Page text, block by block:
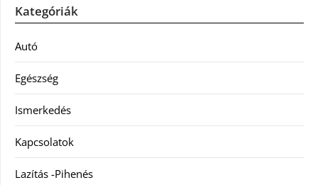
Kategóriák
Autó
Egészség
Ismerkedés
Kapcsolatok
Lazítás -Pihenés